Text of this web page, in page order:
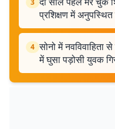
3
प्रशिक्षण में
4 सोनो में नवविवाहिता
में घुसा पड़ोसी युवक